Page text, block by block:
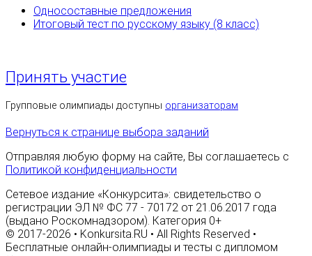
Односоставные предложения
Итоговый тест по русскому языку (8 класс)
Принять участие
Групповые олимпиады доступны организаторам
Вернуться к странице выбора заданий
Отправляя любую форму на сайте, Вы соглашаетесь с
Политикой конфиденциальности
Сетевое издание «Конкурсита»: свидетельство о
регистрации ЭЛ № ФС 77 - 70172 от 21.06.2017 года
(выдано Роскомнадзором). Категория 0+
© 2017-2026 • Konkursita.RU • All Rights Reserved •
Бесплатные онлайн-олимпиады и тесты с дипломом